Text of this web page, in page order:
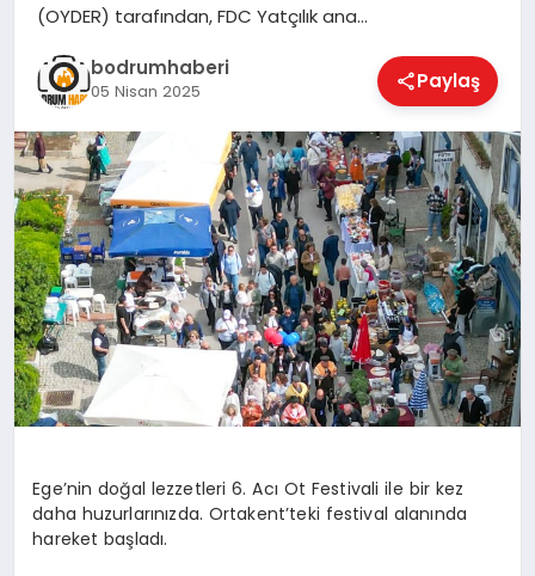
YAŞAM
SPOR
MUĞLA
☰
(OYDER) tarafından, FDC Yatçılık ana…
bodrumhaberi
05 Nisan 2025 Paylaş
Ege’nin doğal lezzetleri 6. Acı Ot Festivali ile bir kez
daha huzurlarınızda. Ortakent’teki festival alanında
hareket başladı.